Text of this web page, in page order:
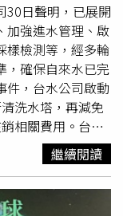
30日聲明，已展開
加強進水管理、啟
樣檢測等，經多輪
，確保自來水已完
件，台水公司啟動
洗水塔，再減免
相關費用。台水
基隆河八堵抽水
即依應變程序停止
等緊急處置；並在
後，巡查周邊溝
繼續閱讀